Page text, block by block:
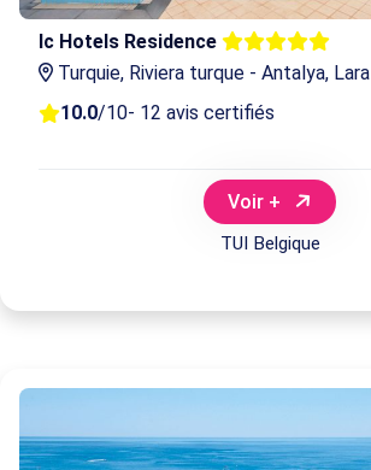
Ic Hotels Residence
Turquie, Riviera turque - Antalya, Lara
10.0/10- 12 avis certifiés
Voir +
TUI Belgique